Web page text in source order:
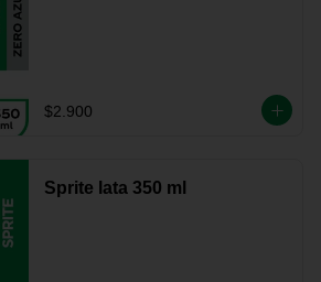
$2.900
Sprite lata 350 ml